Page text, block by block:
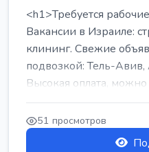
<h1>Требуется
Вакансии в Израиле:
клининг. Свежие
подвозкой: Тель-
Высокая оплата,
...
51 просмотров